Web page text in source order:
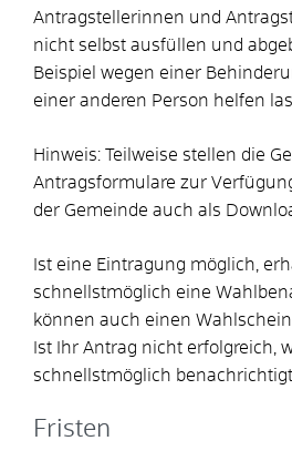
Antragstellerinnen und
nicht selbst ausfüllen und
Beispiel wegen einer
einer anderen Person helfen
Hinweis: Teilweise stellen die
Antragsformulare zur
der Gemeinde auch als
Ist eine Eintragung möglich,
schnellstmöglich eine
können auch einen
Ist Ihr Antrag nicht erfolgreich,
schnellstmöglich benachrichtigt.
Fristen